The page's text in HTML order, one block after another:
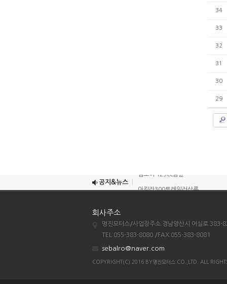
34
33
32
31
30
29
공지&뉴스
조이맥스125cc삼륜
회사주소
명진모터스/사업장주소:경남양산시 어실로 383-
TEL:055-383-8080 /FAX:055-383-8081
sebalro@naver.com
COPYRIGHT(C) 2016 BY명진모터스 CO.,LTD. ALL